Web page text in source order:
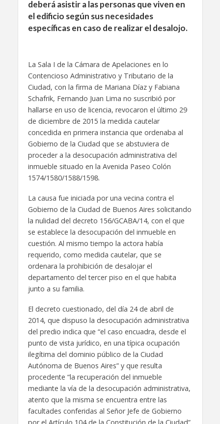
deberá asistir a las personas que viven en
el edificio según sus necesidades
específicas en caso de realizar el desalojo.
La Sala I de la Cámara de Apelaciones en lo
Contencioso Administrativo y Tributario de la
Ciudad, con la firma de Mariana Díaz y Fabiana
Schafrik, Fernando Juan Lima no suscribió por
hallarse en uso de licencia, revocaron el último 29
de diciembre de 2015 la medida cautelar
concedida en primera instancia que ordenaba al
Gobierno de la Ciudad que se abstuviera de
proceder a la desocupación administrativa del
inmueble situado en la Avenida Paseo Colón
1574/1580/1588/1598.
La causa fue iniciada por una vecina contra el
Gobierno de la Ciudad de Buenos Aires solicitando
la nulidad del decreto 156/GCABA/14, con el que
se establece la desocupación del inmueble en
cuestión. Al mismo tiempo la actora había
requerido, como medida cautelar, que se
ordenara la prohibición de desalojar el
departamento del tercer piso en el que habita
junto a su familia.
El decreto cuestionado, del día 24 de abril de
2014, que dispuso la desocupación administrativa
del predio indica que “el caso encuadra, desde el
punto de vista jurídico, en una típica ocupación
ilegítima del dominio público de la Ciudad
Autónoma de Buenos Aires” y que resulta
procedente “la recuperación del inmueble
mediante la vía de la desocupación administrativa,
atento que la misma se encuentra entre las
facultades conferidas al Señor Jefe de Gobierno
por el Artículo 104 de la Constitución de la Ciudad”.